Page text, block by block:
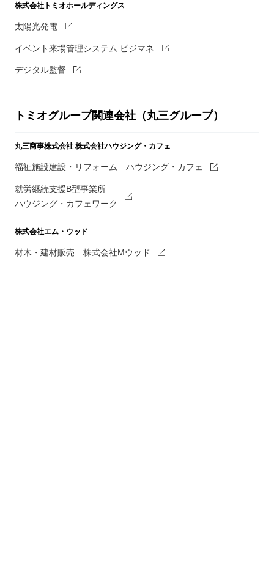
株式会社トミオホールディングス
太陽光発電
イベント来場管理システム ビジマネ
デジタル監督
トミオグループ関連会社（丸三グループ）
丸三商事株式会社 株式会社ハウジング・カフェ
福祉施設建設・リフォーム ハウジング・カフェ
就労継続支援B型事業所
ハウジング・カフェワーク
株式会社エム・ウッド
材木・建材販売 株式会社Mウッド